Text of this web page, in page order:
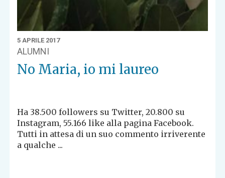
5 APRILE 2017
ALUMNI
No Maria, io mi laureo
Ha 38.500 followers su Twitter, 20.800 su
Instagram, 55.166 like alla pagina Facebook.
Tutti in attesa di un suo commento irriverente
a qualche ...